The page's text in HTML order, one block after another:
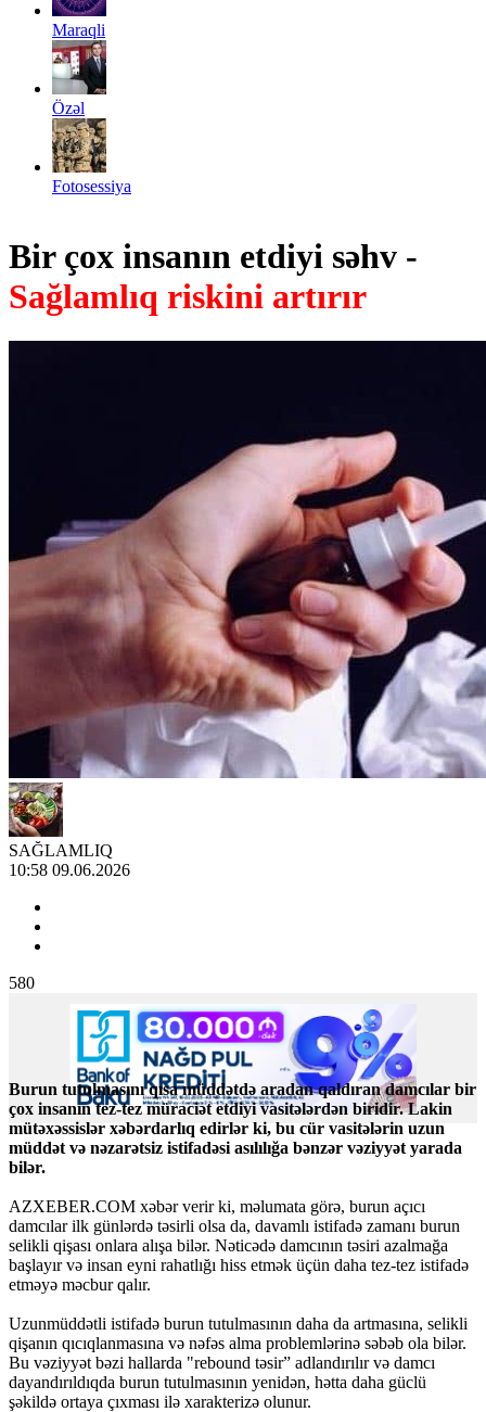
Maraqli
Özəl
Fotosessiya
Bir çox insanın etdiyi səhv -
Sağlamlıq riskini artırır
SAĞLAMLIQ
10:58 09.06.2026
580
Burun tutulmasını qısa müddətdə aradan qaldıran damcılar bir
çox insanın tez-tez müraciət etdiyi vasitələrdən biridir. Lakin
mütəxəssislər xəbərdarlıq edirlər ki, bu cür vasitələrin uzun
müddət və nəzarətsiz istifadəsi asılılığa bənzər vəziyyət yarada
bilər.
AZXEBER.COM xəbər verir ki, məlumata görə, burun açıcı
damcılar ilk günlərdə təsirli olsa da, davamlı istifadə zamanı burun
selikli qişası onlara alışa bilər. Nəticədə damcının təsiri azalmağa
başlayır və insan eyni rahatlığı hiss etmək üçün daha tez-tez istifadə
etməyə məcbur qalır.
Uzunmüddətli istifadə burun tutulmasının daha da artmasına, selikli
qişanın qıcıqlanmasına və nəfəs alma problemlərinə səbəb ola bilər.
Bu vəziyyət bəzi hallarda "rebound təsir” adlandırılır və damcı
dayandırıldıqda burun tutulmasının yenidən, hətta daha güclü
şəkildə ortaya çıxması ilə xarakterizə olunur.